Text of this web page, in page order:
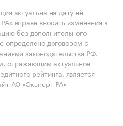
актуальна на дату её
вправе вносить изменения в
без дополнительного
определено договором с
законодательства РФ.
отражающим актуальное
рейтинга, является
АО «Эксперт РА»